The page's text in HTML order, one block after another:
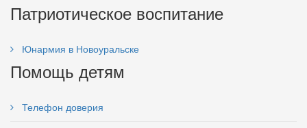
Патриотическое воспитание
Юнармия в Новоуральске
Помощь детям
Телефон доверия